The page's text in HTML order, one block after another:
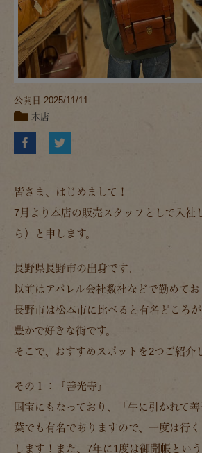
公開日:2025/11/11
本店
皆さま、はじめまして！
7月より本店の販売スタッフとして入社
ら）と申します。
長野県長野市の出身です。
以前はアパレル会社数社などで勤めてお
長野市は松本市に比べると有名どころ
豊かで好きな街です。
そこで、おすすめスポットを2つご紹介
その１：『善光寺』
国宝にもなっており、「牛に引かれて
葉でも有名でありますので、一度は行
します！また、7年に1度は御開帳とい